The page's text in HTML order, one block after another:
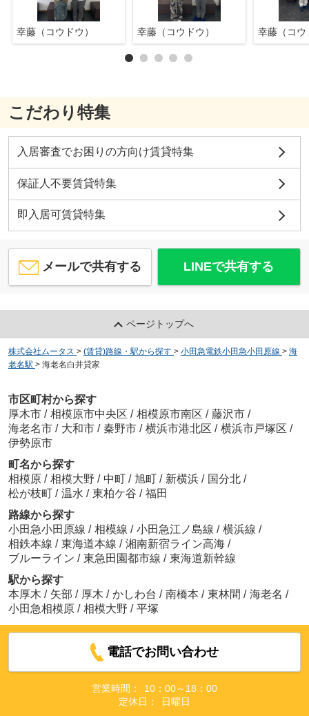
幸藤（コウドウ） 幸藤（コウドウ） 幸藤（コウ
こだわり特集
入居審査でお困りの方向け賃貸特集
保証人不要賃貸特集
即入居可賃貸特集
メールで共有する LINEで共有する
ページトップへ
株式会社ムータス > (賃貸)路線・駅から探す > 小田急電鉄小田急小田原線 > 海
老名駅 > 海老名白井貸家
市区町村から探す
厚木市 / 相模原市中央区 / 相模原市南区 / 藤沢市 /
海老名市 / 大和市 / 秦野市 / 横浜市港北区 / 横浜市戸塚区 /
伊勢原市
町名から探す
相模原 / 相模大野 / 中町 / 旭町 / 新横浜 / 国分北 /
松が枝町 / 温水 / 東柏ケ谷 / 福田
路線から探す
小田急小田原線 / 相模線 / 小田急江ノ島線 / 横浜線 /
相鉄本線 / 東海道本線 / 湘南新宿ライン高海 /
ブルーライン / 東急田園都市線 / 東海道新幹線
駅から探す
本厚木 / 矢部 / 厚木 / かしわ台 / 南橋本 / 東林間 / 海老名 /
小田急相模原 / 相模大野 / 平塚
電話でお問い合わせ
営業時間：
10：00～18：00
定休日：
日曜日